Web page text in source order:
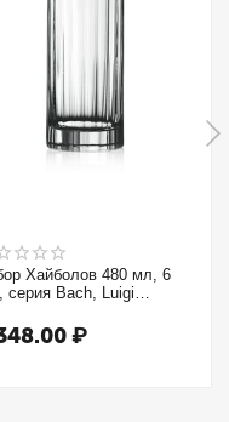
Хайболов 480 мл, 6
серия Bach, Luigi
₽